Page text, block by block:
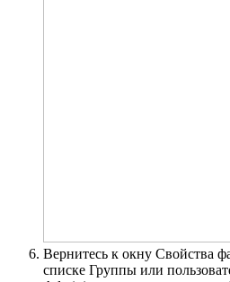
Вернитесь к окну Свойства
списке Группы или